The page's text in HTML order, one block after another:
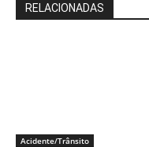
RELACIONADAS
Acidente/Trânsito